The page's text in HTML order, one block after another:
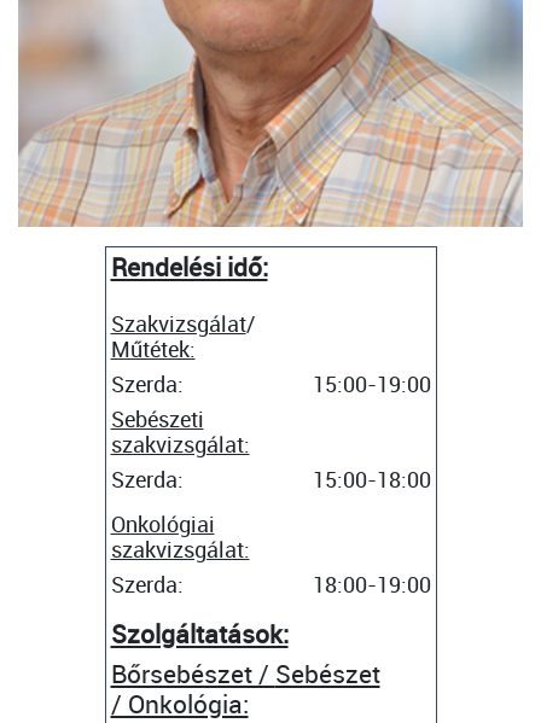
Rendelési idő:
Szakvizsgálat/
Műtétek:
Szerda:
15:00-19:00
Sebészeti
szakvizsgálat:
Szerda:
15:00-18:00
Onkológiai
szakvizsgálat:
Szerda:
18:00-19:00
Szolgáltatások:
Bőrsebészet / Sebészet
/ Onkológia: